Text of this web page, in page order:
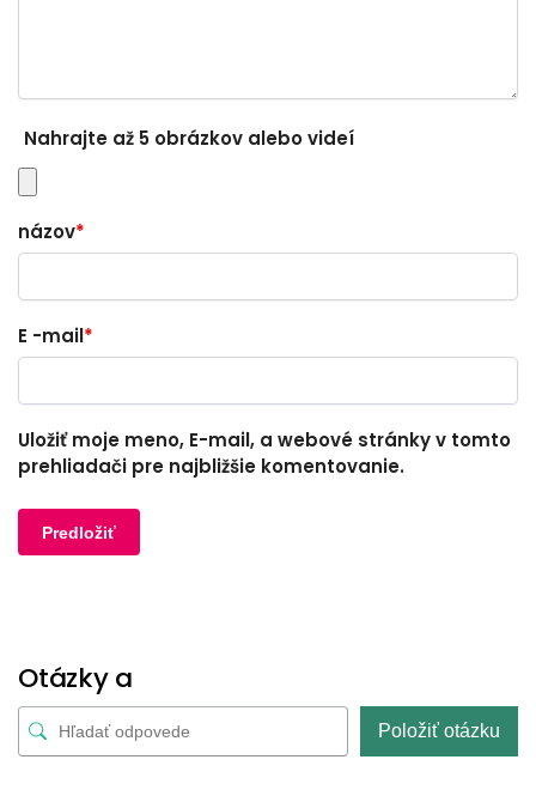
Nahrajte až 5 obrázkov alebo videí
názov*
E -mail*
Uložiť moje meno, E-mail, a webové stránky v tomto
prehliadači pre najbližšie komentovanie.
Otázky a
Položiť otázku